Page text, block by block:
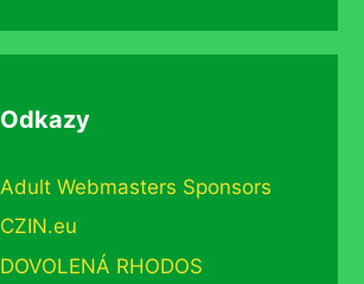
Odkazy
Adult Webmasters Sponsors
CZIN.eu
DOVOLENÁ RHODOS